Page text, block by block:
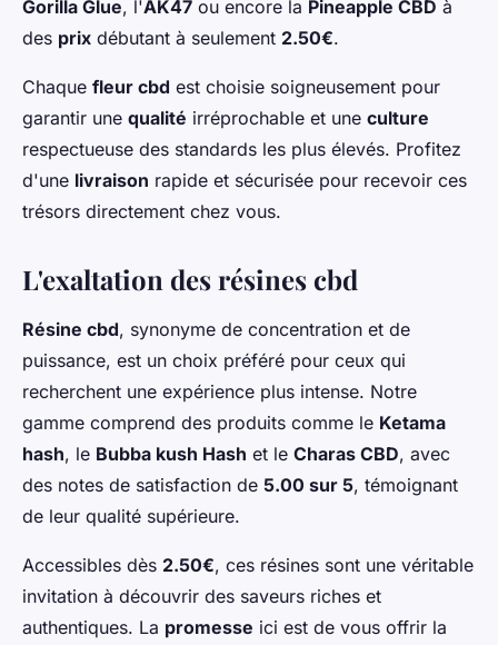
Gorilla Glue, l'AK47 ou encore la Pineapple CBD à
des prix débutant à seulement 2.50€.
Chaque fleur cbd est choisie soigneusement pour
garantir une qualité irréprochable et une culture
respectueuse des standards les plus élevés. Profitez
d'une livraison rapide et sécurisée pour recevoir ces
trésors directement chez vous.
L'exaltation des résines cbd
Résine cbd, synonyme de concentration et de
puissance, est un choix préféré pour ceux qui
recherchent une expérience plus intense. Notre
gamme comprend des produits comme le Ketama
hash, le Bubba kush Hash et le Charas CBD, avec
des notes de satisfaction de 5.00 sur 5, témoignant
de leur qualité supérieure.
Accessibles dès 2.50€, ces résines sont une véritable
invitation à découvrir des saveurs riches et
authentiques. La promesse ici est de vous offrir la